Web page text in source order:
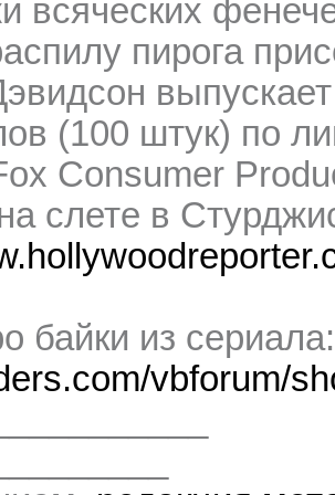
всяческих
пирога
(100 штук) по
Consumer
слете в
байки из сериала:
vbforum/